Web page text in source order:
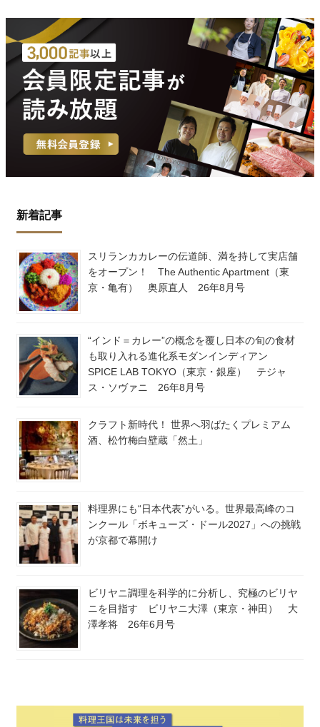
新着記事
スリランカカレーの伝道師、満を持して実店舗
をオープン！ The Authentic Apartment（東
京・亀有） 奥原直人 26年8月号
“インド＝カレー”の概念を覆し日本の旬の食材
も取り入れる進化系モダンインディアン
SPICE LAB TOKYO（東京・銀座） テジャ
ス・ソヴァニ 26年8月号
クラフト新時代！ 世界へ羽ばたくプレミアム
酒、松竹梅白壁蔵「然土」
料理界にも“日本代表”がいる。世界最高峰のコ
ンクール「ボキューズ・ドール2027」への挑戦
が京都で幕開け
ビリヤニ調理を科学的に分析し、究極のビリヤ
ニを目指す ビリヤニ大澤（東京・神田） 大
澤孝将 26年6月号